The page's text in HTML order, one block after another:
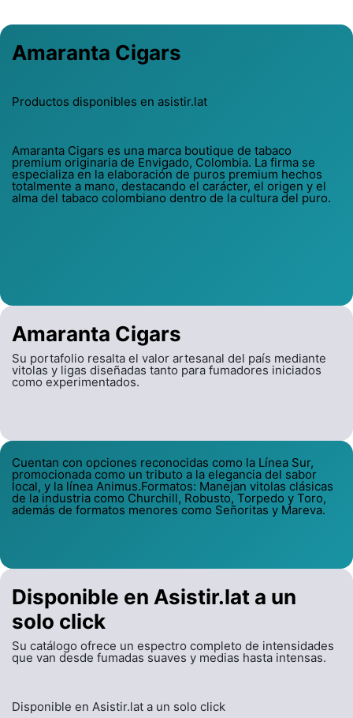
Amaranta Cigars
Su portafolio resalta el valor artesanal del país mediante
vitolas y ligas diseñadas tanto para fumadores iniciados
como experimentados.
Amaranta Cigars
Productos disponibles en asistir.lat
Amaranta Cigars es una marca boutique de tabaco
premium originaria de Envigado, Colombia. La firma se
especializa en la elaboración de puros premium hechos
totalmente a mano, destacando el carácter, el origen y el
alma del tabaco colombiano dentro de la cultura del puro.
Cuentan con opciones reconocidas como la Línea Sur,
promocionada como un tributo a la elegancia del sabor
local, y la línea Animus.Formatos: Manejan vitolas clásicas
de la industria como Churchill, Robusto, Torpedo y Toro,
además de formatos menores como Señoritas y Mareva.
Disponible en Asistir.lat a un
solo click
Su catálogo ofrece un espectro completo de intensidades
que van desde fumadas suaves y medias hasta intensas.
Disponible en Asistir.lat a un solo click